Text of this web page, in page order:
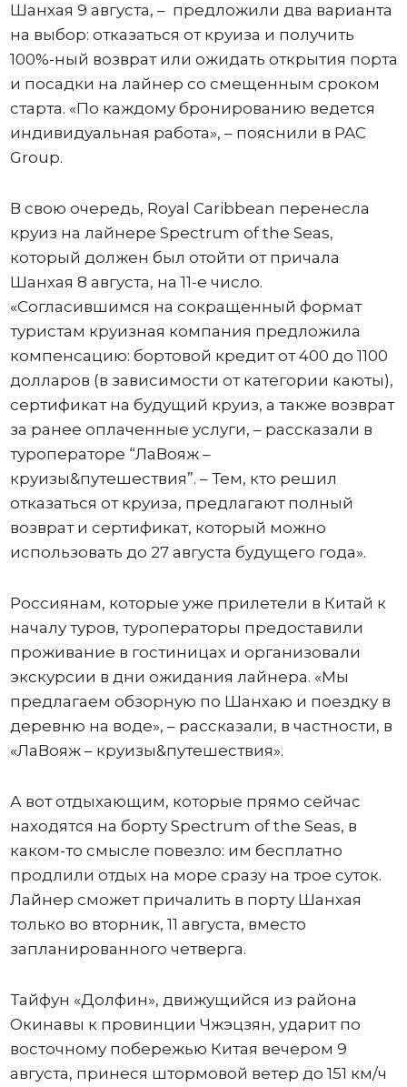
Шанхая 9 августа, – предложили два варианта
на выбор: отказаться от круиза и получить
100%-ный возврат или ожидать открытия порта
и посадки на лайнер со смещенным сроком
старта. «По каждому бронированию ведется
индивидуальная работа», – пояснили в PAC
Group.
В свою очередь, Royal Caribbean перенесла
круиз на лайнере Spectrum of the Seas,
который должен был отойти от причала
Шанхая 8 августа, на 11-е число.
«Согласившимся на сокращенный формат
туристам круизная компания предложила
компенсацию: бортовой кредит от 400 до 1100
долларов (в зависимости от категории каюты),
сертификат на будущий круиз, а также возврат
за ранее оплаченные услуги, – рассказали в
туроператоре “ЛаВояж –
круизы&путешествия”. – Тем, кто решил
отказаться от круиза, предлагают полный
возврат и сертификат, который можно
использовать до 27 августа будущего года».
Россиянам, которые уже прилетели в Китай к
началу туров, туроператоры предоставили
проживание в гостиницах и организовали
экскурсии в дни ожидания лайнера. «Мы
предлагаем обзорную по Шанхаю и поездку в
деревню на воде», – рассказали, в частности, в
«ЛаВояж – круизы&путешествия».
А вот отдыхающим, которые прямо сейчас
находятся на борту Spectrum of the Seas, в
каком-то смысле повезло: им бесплатно
продлили отдых на море сразу на трое суток.
Лайнер сможет причалить в порту Шанхая
только во вторник, 11 августа, вместо
запланированного четверга.
Тайфун «Долфин», движущийся из района
Окинавы к провинции Чжэцзян, ударит по
восточному побережью Китая вечером 9
августа, принеся штормовой ветер до 151 км/ч